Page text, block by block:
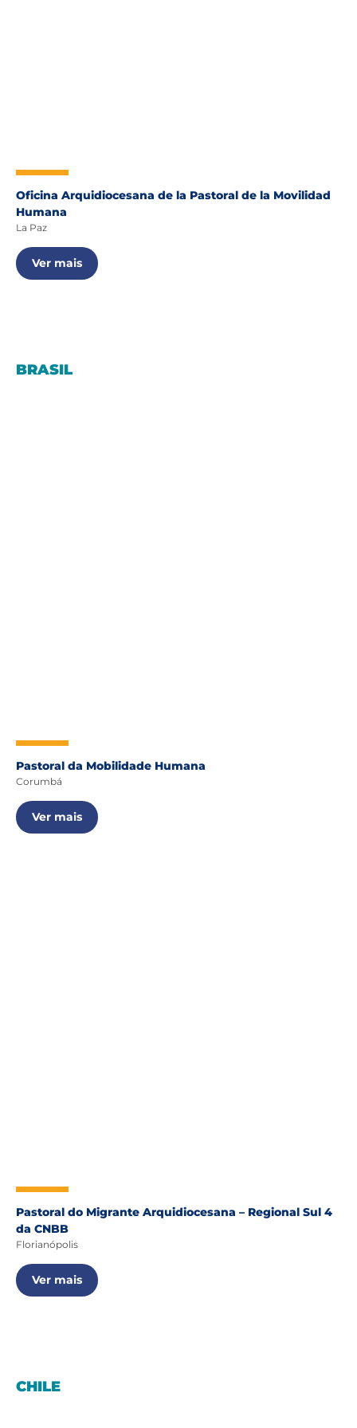
Oficina Arquidiocesana de la Pastoral de la Movilidad
Humana
La Paz
Ver mais
BRASIL
Pastoral da Mobilidade Humana
Corumbá
Ver mais
Pastoral do Migrante Arquidiocesana – Regional Sul 4
da CNBB
Florianópolis
Ver mais
CHILE